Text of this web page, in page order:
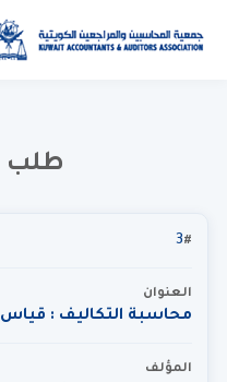
طلب
#
3
العنوان
محاسبة التكاليف : قياس
المؤلف